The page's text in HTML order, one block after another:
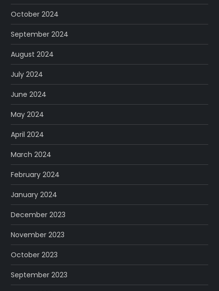
October 2024
September 2024
August 2024
July 2024
June 2024
May 2024
April 2024
March 2024
February 2024
January 2024
December 2023
November 2023
October 2023
September 2023